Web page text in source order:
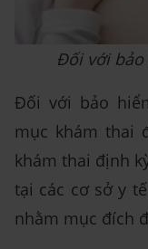
Đối với bảo
Đối với bảo
mục khám thai
khám thai định
tại các cơ sở y
nhằm mục đích